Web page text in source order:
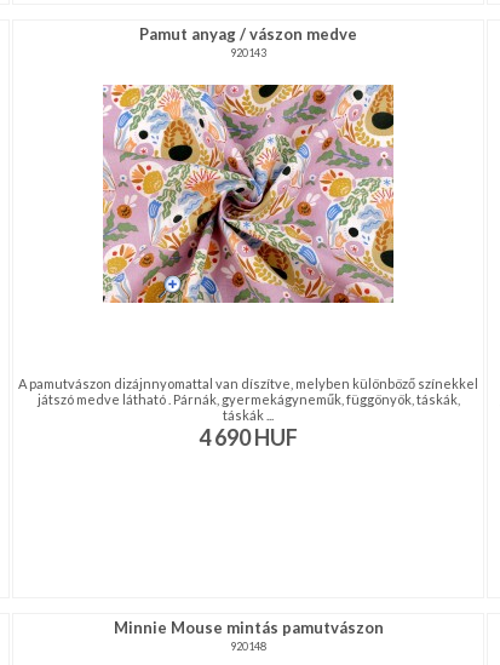
Pamut anyag / vászon medve
920143
A pamutvászon dizájnnyomattal van díszítve, melyben különböző színekkel
játszó medve látható . Párnák, gyermekágyneműk, függönyök, táskák,
táskák ...
4 690HUF
Minnie Mouse mintás pamutvászon
920148